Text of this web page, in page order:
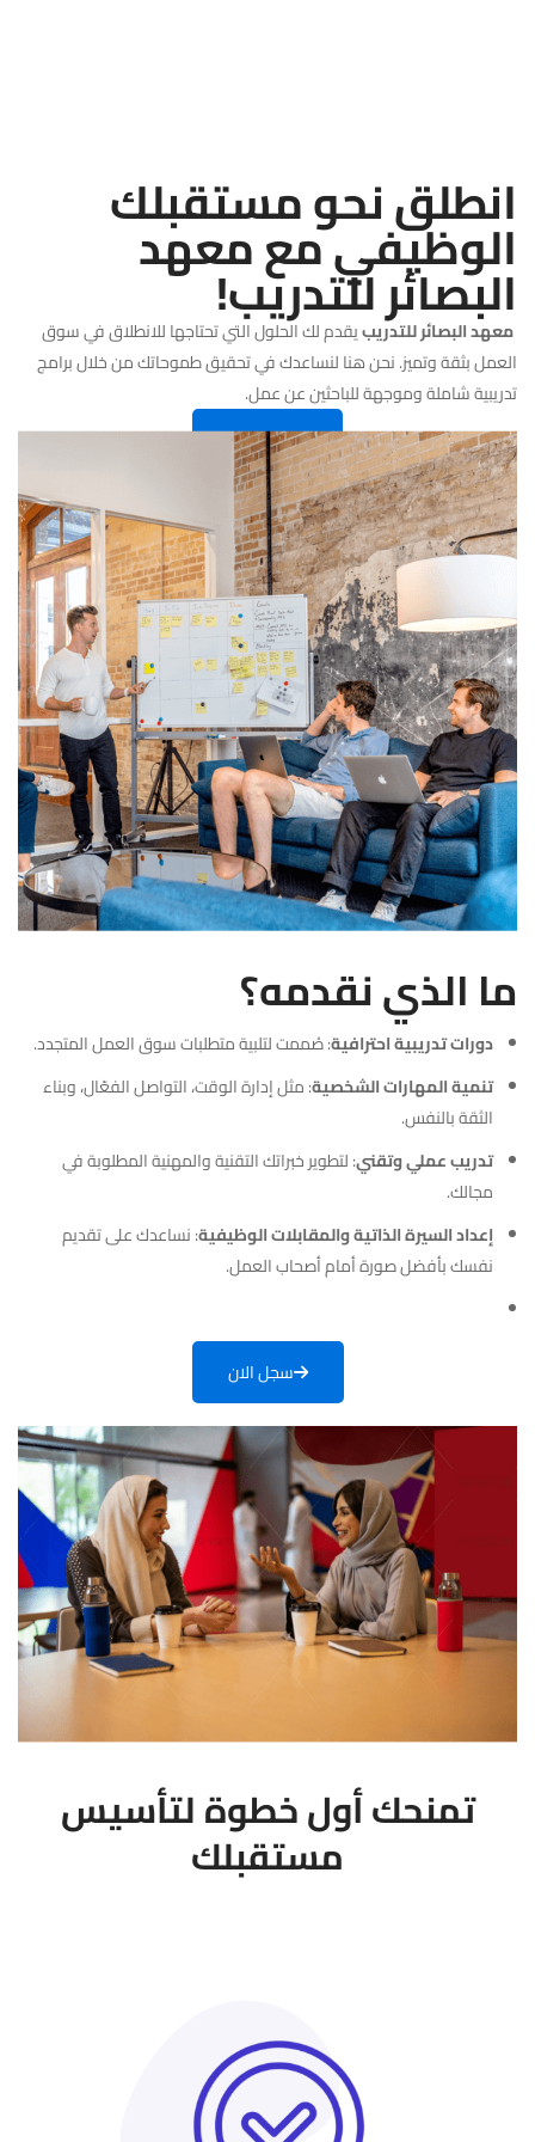
انطلق نحو مستقبلك
الوظيفي مع معهد
البصائر للتدريب!
معهد البصائر للتدريبيقدم لك الحلول التي تحتاجها للانطلاق في سوق
العمل بثقة وتميز. نحن هنا لنساعدك في تحقيق طموحاتك من خلال برامج
تدريبية شاملة وموجهة للباحثين عن عمل.
سجل الان
ما الذي نقدمه؟
دورات تدريبية احترافية: صُممت لتلبية متطلبات سوق العمل المتجدد.
تنمية المهارات الشخصية: مثل إدارة الوقت، التواصل الفعّال، وبناء
الثقة بالنفس.
تدريب عملي وتقني: لتطوير خبراتك التقنية والمهنية المطلوبة في
مجالك.
إعداد السيرة الذاتية والمقابلات الوظيفية: نساعدك على تقديم
نفسك بأفضل صورة أمام أصحاب العمل.
سجل الان
تمنحك أول خطوة لتأسيس
مستقبلك